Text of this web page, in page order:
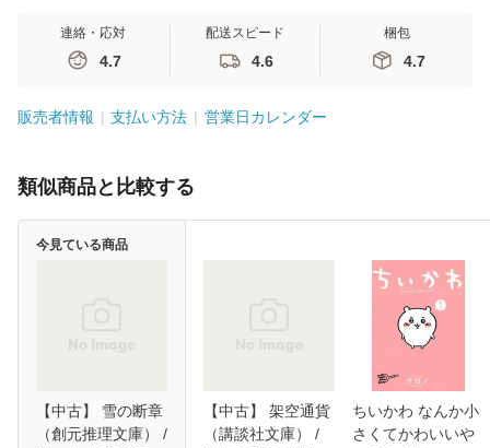
連絡・応対
4.7
配送スピード
4.6
梱包
4.7
販売者情報 支払い方法 営業日カレンダー
類似商品と比較する
【中古】 雪の断章
（創元推理文庫） /
今見ている商品
【中古】 架空通貨
（講談社文庫） /
ちいかわ なんか小
さくてかわいいや